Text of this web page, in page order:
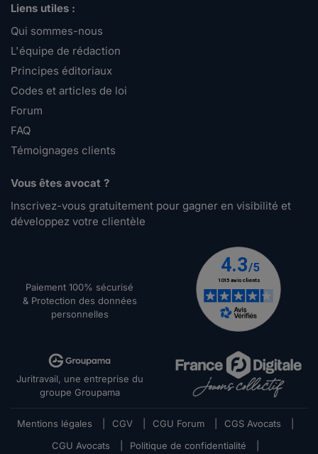
Liens utiles :
Qui sommes-nous
L'équipe de rédaction
Principes éditoriaux
Codes et articles de loi
Forum
FAQ
Témoignages clients
Vous êtes avocat ?
Inscrivez-vous gratuitement pour gagner en visibilité et
développez votre clientèle
Paiement 100% sécurisé
& Protection des données
personnelles
Juritravail, une entreprise du
groupe Groupama
Mentions légales CGV CGU Forum CGS Avocats
CGU Avocats
Politique de confidentialité